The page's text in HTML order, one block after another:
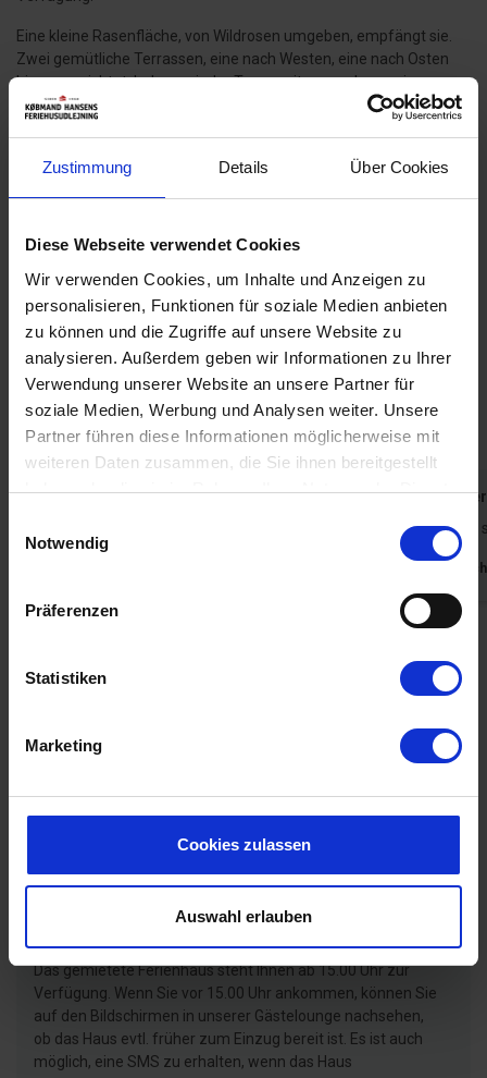
Zustimmung Details Über Cookies
Diese Webseite verwendet Cookies
Wir verwenden Cookies, um Inhalte und Anzeigen zu
personalisieren, Funktionen für soziale Medien anbieten
zu können und die Zugriffe auf unsere Website zu
analysieren. Außerdem geben wir Informationen zu Ihrer
Verwendung unserer Website an unsere Partner für
soziale Medien, Werbung und Analysen weiter. Unsere
Partner führen diese Informationen möglicherweise mit
weiteren Daten zusammen, die Sie ihnen bereitgestellt
haben oder die sie im Rahmen Ihrer Nutzung der Dienste
Cookies, wenn Sie unsere Webseite weiterhin nutzen.
Notwendig
Präferenzen
Statistiken
Marketing
Cookies zulassen
Auswahl erlauben
Eine kleine Rasenfläche, von Wildrosen umgeben, empfängt sie.
Zwei gemütliche Terrassen, eine nach Westen, eine nach Osten
hin ausgerichtet, laden zu jeder Tageszeit zum relaxen ein.
Gartenmöbel, Liegestühle sowie Sonnenschirm und Webergrill
Dieses Ferienhaus überzeugt mit seiner unschlagbaren Lage. Es
Speisemöglichkeiten entfernt.
Das sagen andere Urlauber
4,4 • 5 Bewertungen
Haus
4,0
Grundstück
4,2
Bereich
5,0
Gast aus Deutschland
Juni 2026
Wir hatten das Gefühl das das Haus vorher
kein Radio im Haus
Alina
Das Bad ist
Mietinformationen
Ankunft
Das gemietete Ferienhaus steht Ihnen ab 15.00 Uhr zur
Verfügung. Wenn Sie vor 15.00 Uhr ankommen, können Sie
auf den Bildschirmen in unserer Gästelounge nachsehen,
ob das Haus evtl. früher zum Einzug bereit ist. Es ist auch
möglich, eine SMS zu erhalten, wenn das Haus